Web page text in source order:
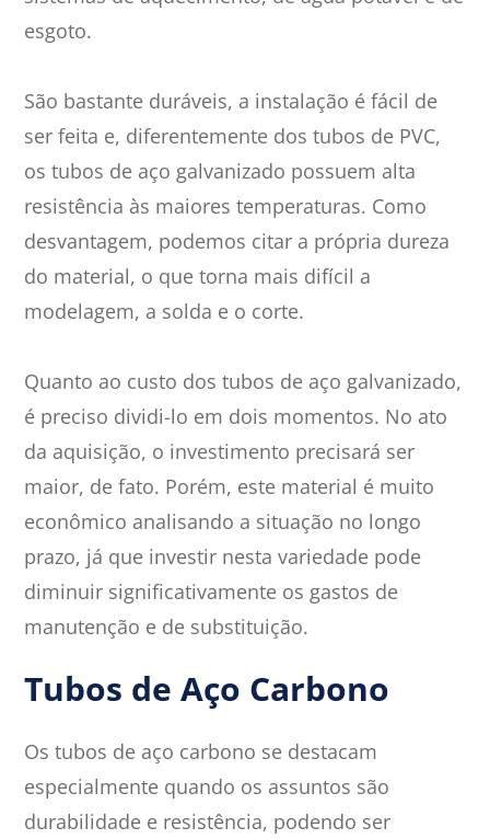
esgoto.
São bastante duráveis, a instalação é fácil de
ser feita e, diferentemente dos tubos de PVC,
os tubos de aço galvanizado possuem alta
resistência às maiores temperaturas. Como
desvantagem, podemos citar a própria dureza
do material, o que torna mais difícil a
modelagem, a solda e o corte.
Quanto ao custo dos tubos de aço galvanizado,
é preciso dividi-lo em dois momentos. No ato
da aquisição, o investimento precisará ser
maior, de fato. Porém, este material é muito
econômico analisando a situação no longo
prazo, já que investir nesta variedade pode
diminuir significativamente os gastos de
manutenção e de substituição.
Tubos de Aço Carbono
Os tubos de aço carbono se destacam
especialmente quando os assuntos são
durabilidade e resistência, podendo ser